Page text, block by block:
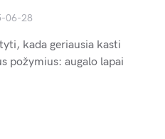
06-28
kada geriausia kasti
požymius: augalo lapai